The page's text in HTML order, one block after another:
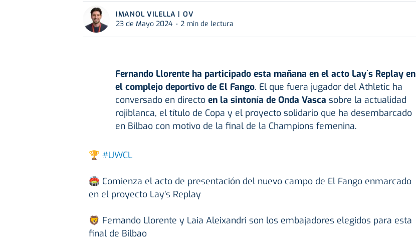
IMANOL VILELLA | OV
23 de Mayo 2024
2 min de lectura
Fernando Llorente ha participado esta mañana en el acto Lay´s Replay en
el complejo deportivo de El Fango. El que fuera jugador del Athletic ha
conversado en directo en la sintonía de Onda Vasca sobre la actualidad
rojiblanca, el título de Copa y el proyecto solidario que ha desembarcado
en Bilbao con motivo de la final de la Champions femenina.
🏆 #UWCL
🏟️ Comienza el acto de presentación del nuevo campo de El Fango enmarcado
en el proyecto Lay’s Replay
🦁 Fernando Llorente y Laia Aleixandri son los embajadores elegidos para esta
final de Bilbao